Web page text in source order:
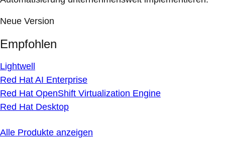
Neue Version
Empfohlen
Lightwell
Red Hat AI Enterprise
Red Hat OpenShift Virtualization Engine
Red Hat Desktop
Alle Produkte anzeigen